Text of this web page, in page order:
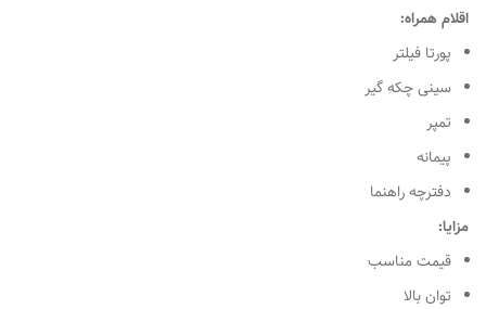
اقلام همراه:
پورتا فیلتر
سینی چکه گیر
تمپر
پیمانه
دفترچه راهنما
مزایا:
قیمت مناسب
توان بالا